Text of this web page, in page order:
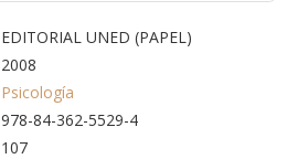
EDITORIAL UNED (PAPEL)
2008
Psicología
978-84-362-5529-4
107